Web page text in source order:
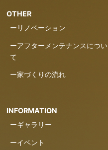
OTHER
ーリノベーション
ーアフターメンテナンスについ
て
ー家づくりの流れ
INFORMATION
ーギャラリー
ーイベント